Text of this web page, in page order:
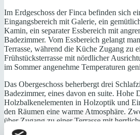
Im Erdgeschoss der Finca befinden sich
Eingangsbereich mit Galerie, ein
Kamin, ein separater Essbereich mit
Badezimmer. Vom Essbereich gelangt
Terrasse, während die Küche Zugang zu
Frühstücksterrasse mit nördlicher
im Sommer angenehme Temperaturen
Das Obergeschoss beherbergt drei
Badezimmer, eines davon en suite. Hohe
Holzbalkenelementen in Holzoptik und
den Räumen eine warme Atmosphäre.
über Zugang zu einer Terrasse mit
Cabrera.